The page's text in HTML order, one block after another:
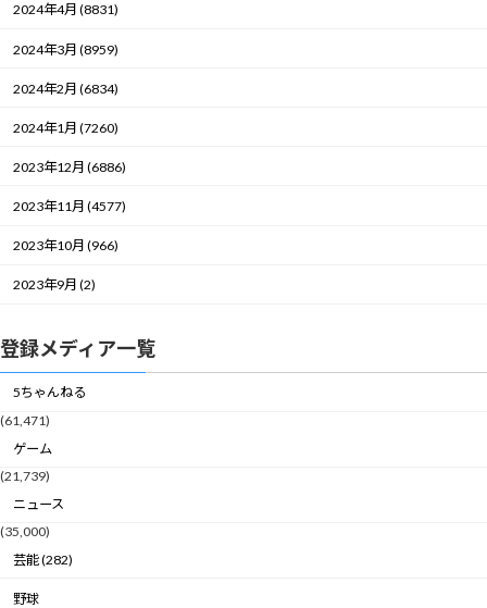
2024年4月 (8831)
2024年3月 (8959)
2024年2月 (6834)
2024年1月 (7260)
2023年12月 (6886)
2023年11月 (4577)
2023年10月 (966)
2023年9月 (2)
登録メディア一覧
5ちゃんねる
(61,471)
ゲーム
(21,739)
ニュース
(35,000)
芸能 (282)
野球